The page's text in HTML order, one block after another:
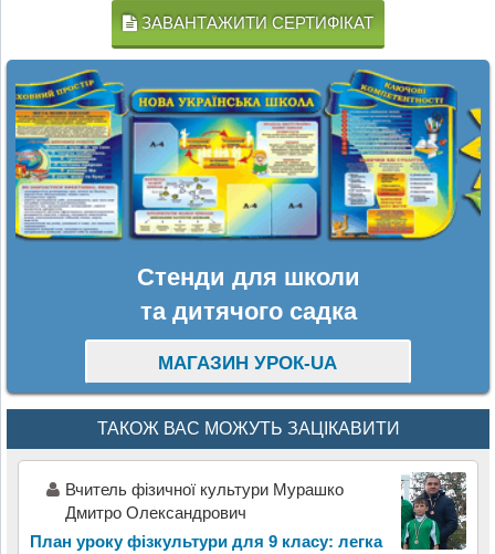
ЗАВАНТАЖИТИ СЕРТИФІКАТ
Стенди для школи
та дитячого садка
МАГАЗИН УРОК-UA
ТАКОЖ ВАС МОЖУТЬ ЗАЦІКАВИТИ
Вчитель фізичної культури Мурашко
Дмитро Олександрович
План уроку фізкультури для 9 класу: легка